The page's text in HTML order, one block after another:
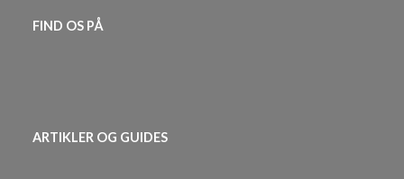
FIND OS PÅ
ARTIKLER OG GUIDES